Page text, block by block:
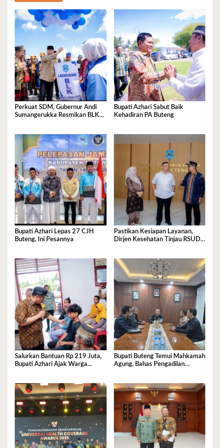
Perkuat SDM, Gubernur Andi
Sumangerukka Resmikan BLK
Bupati Azhari Sabut Baik
Kehadiran PA Buteng
Bupati Azhari Lepas 27 CJH
Buteng, Ini Pesannya
Pastikan Kesiapan Layanan,
Dirjen Kesehatan Tinjau RSUD
Salurkan Bantuan Rp 219 Juta,
Bupati Azhari Ajak Warga
Bupati Buteng Temui Mahkamah
Agung, Bahas Pengadilan